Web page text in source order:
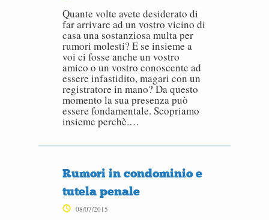
Quante volte avete desiderato di
far arrivare ad un vostro vicino di
casa una sostanziosa multa per
rumori molesti? E se insieme a
voi ci fosse anche un vostro
amico o un vostro conoscente ad
essere infastidito, magari con un
registratore in mano? Da questo
momento la sua presenza può
essere fondamentale. Scopriamo
insieme perchè.…
Rumori in condominio e
tutela penale
08/07/2015